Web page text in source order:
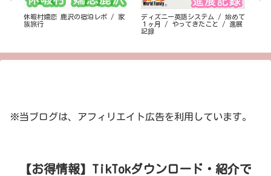
休暇村嬬恋 鹿沢の宿泊レポ / 家
族旅行
ディズニー英語システム / 始めて
１ヶ月 / やってきたこと / 進展
記録
※当ブログは、アフィリエイト広告を利用しています。
【お得情報】TikTokダウンロード・紹介で